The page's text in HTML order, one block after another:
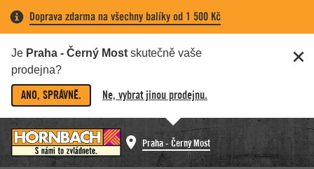
Doprava zdarma na všechny balíky od 1 500 Kč
Je Praha - Černý Most skutečně vaše
prodejna?
ANO, SPRÁVNĚ. Ne, vybrat jinou prodejnu.
Praha - Černý Most